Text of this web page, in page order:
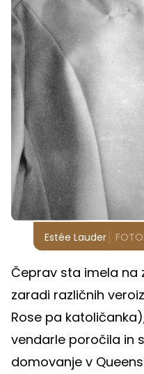
Estée Lauder
Čeprav sta imela na
zaradi različnih
Rose pa
vendarle poročila in
domovanje v